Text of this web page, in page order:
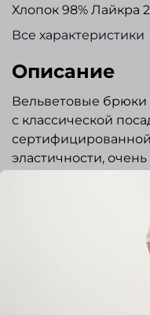
Хлопок 98% Лайкра
Все характеристики
Описание
Вельветовые брюки
с классической
эластичности,
устойчивый к
пояс застегивается
карманы с
прекрасно
повседневного